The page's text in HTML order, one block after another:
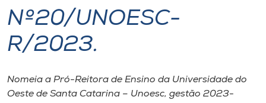
I.nova
Cultura
Nº20/UNOESC-
R/2023.
Nomeia a Pró-Reitora de Ensino da Universidade do
Oeste de Santa Catarina – Unoesc, gestão 2023-